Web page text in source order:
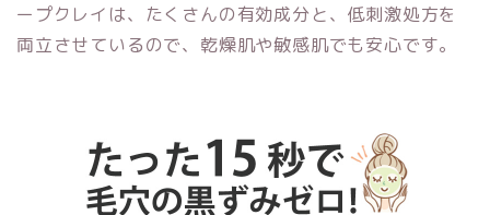
ープクレイは、たくさんの有効成分と、低刺激処方を
両立させているので、乾燥肌や敏感肌でも安心です。